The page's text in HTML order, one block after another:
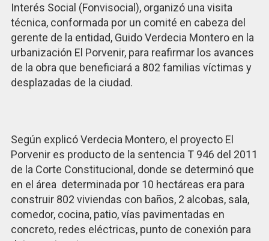
Interés Social (Fonvisocial), organizó una visita
técnica, conformada por un comité en cabeza del
gerente de la entidad, Guido Verdecia Montero en la
urbanización El Porvenir, para reafirmar los avances
de la obra que beneficiará a 802 familias víctimas y
desplazadas de la ciudad.
Según explicó Verdecia Montero, el proyecto El
Porvenir es producto de la sentencia T 946 del 2011
de la Corte Constitucional, donde se determinó que
en el área determinada por 10 hectáreas era para
construir 802 viviendas con baños, 2 alcobas, sala,
comedor, cocina, patio, vías pavimentadas en
concreto, redes eléctricas, punto de conexión para